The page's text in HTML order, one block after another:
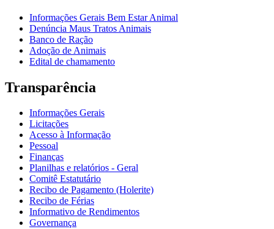
Informações Gerais Bem Estar Animal
Denúncia Maus Tratos Animais
Banco de Ração
Adoção de Animais
Edital de chamamento
Transparência
Informações Gerais
Licitações
Acesso à Informação
Pessoal
Finanças
Planilhas e relatórios - Geral
Comitê Estatutário
Recibo de Pagamento (Holerite)
Recibo de Férias
Informativo de Rendimentos
Governança